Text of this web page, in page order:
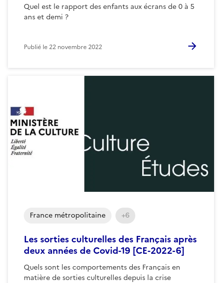
Quel est le rapport des enfants aux écrans de 0 à 5
ans et demi ?
Publié le22 novembre 2022
Les sorties culturelles des Français après
deux années de Covid-19 [CE-2022-6]
Quels sont les comportements des Français en
matière de sorties culturelles depuis la crise
France métropolitaine +6